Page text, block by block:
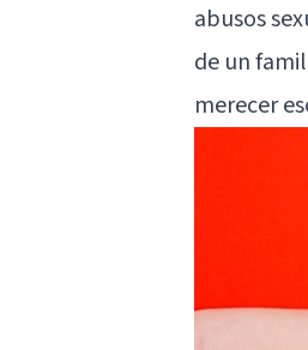
abusos
de un
merecer